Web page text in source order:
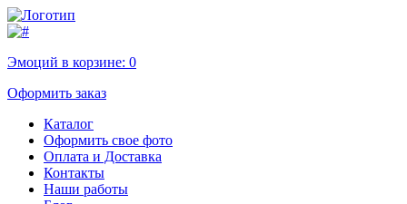
Эмоций в корзине: 0
Оформить заказ
Каталог
Оформить свое фото
Оплата и Доставка
Контакты
Наши работы